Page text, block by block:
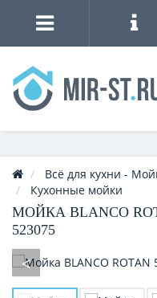
Всё для кухни -
Кухонные мойки
МОЙКА BLANCO
523075